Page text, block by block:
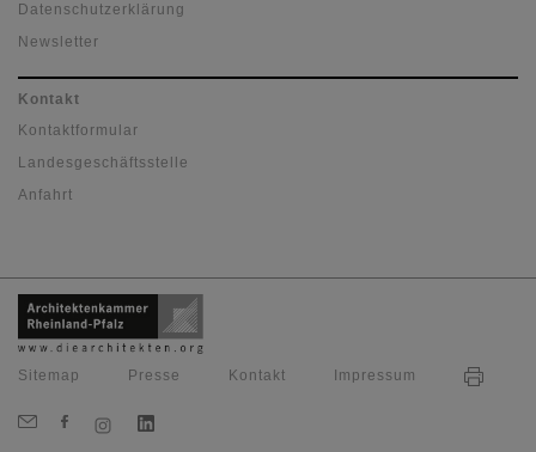
Datenschutzerklärung
Newsletter
Kontakt
Kontaktformular
Landesgeschäftsstelle
Anfahrt
Sitemap Presse Kontakt Impressum